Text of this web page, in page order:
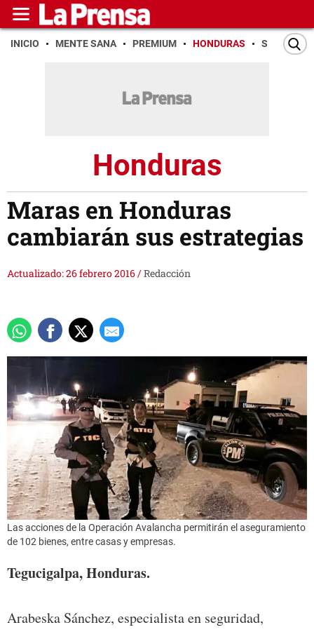
INICIO MENTE SANA PREMIUM HONDURAS SAN PEDRO
Honduras
Maras en Honduras
cambiarán sus estrategias
Actualizado: 26 febrero 2016/Redacción
Las acciones de la Operación Avalancha permitirán el aseguramiento
de 102 bienes, entre casas y empresas.
Tegucigalpa, Honduras.
Arabeska Sánchez, especialista en seguridad,